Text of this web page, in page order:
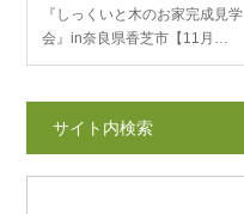
『しっくいと木のお家完成見学
会』in奈良県香芝市【11月…
サイト内検索